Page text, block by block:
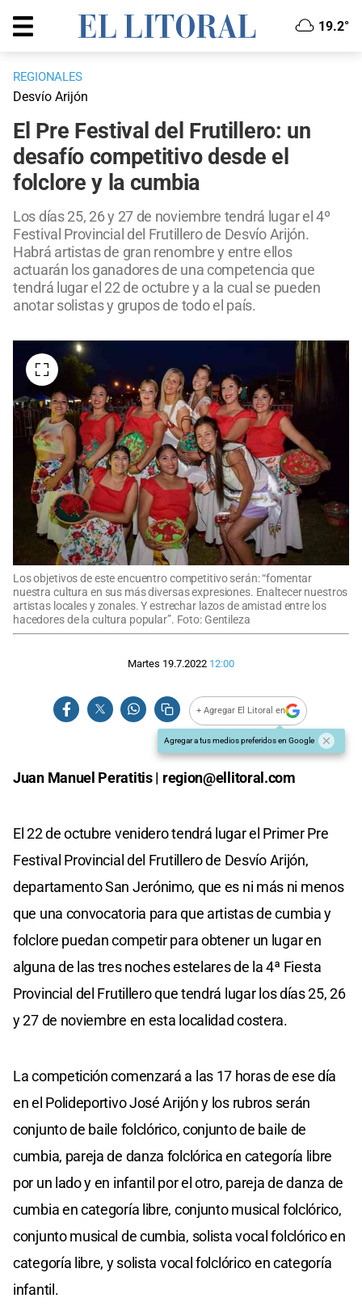
19.2°
REGIONALES
Desvío Arijón
El Pre Festival del Frutillero: un
desafío competitivo desde el
folclore y la cumbia
Los días 25, 26 y 27 de noviembre tendrá lugar el 4º
Festival Provincial del Frutillero de Desvío Arijón.
Habrá artistas de gran renombre y entre ellos
actuarán los ganadores de una competencia que
tendrá lugar el 22 de octubre y a la cual se pueden
anotar solistas y grupos de todo el país.
Los objetivos de este encuentro competitivo serán: “fomentar
nuestra cultura en sus más diversas expresiones. Enaltecer nuestros
artistas locales y zonales. Y estrechar lazos de amistad entre los
hacedores de la cultura popular”. Foto: Gentileza
Martes 19.7.2022 12:00
+ Agregar El Litoral en
Agregar a tus medios preferidos en Google
Juan Manuel Peratitis | region@ellitoral.com
El 22 de octubre venidero tendrá lugar el Primer Pre
Festival Provincial del Frutillero de Desvío Arijón,
departamento San Jerónimo, que es ni más ni menos
que una convocatoria para que artistas de cumbia y
folclore puedan competir para obtener un lugar en
alguna de las tres noches estelares de la 4ª Fiesta
Provincial del Frutillero que tendrá lugar los días 25, 26
y 27 de noviembre en esta localidad costera.
La competición comenzará a las 17 horas de ese día
en el Polideportivo José Arijón y los rubros serán
conjunto de baile folclórico, conjunto de baile de
cumbia, pareja de danza folclórica en categoría libre
por un lado y en infantil por el otro, pareja de danza de
cumbia en categoría libre, conjunto musical folclórico,
conjunto musical de cumbia, solista vocal folclórico en
categoría libre, y solista vocal folclórico en categoría
infantil.